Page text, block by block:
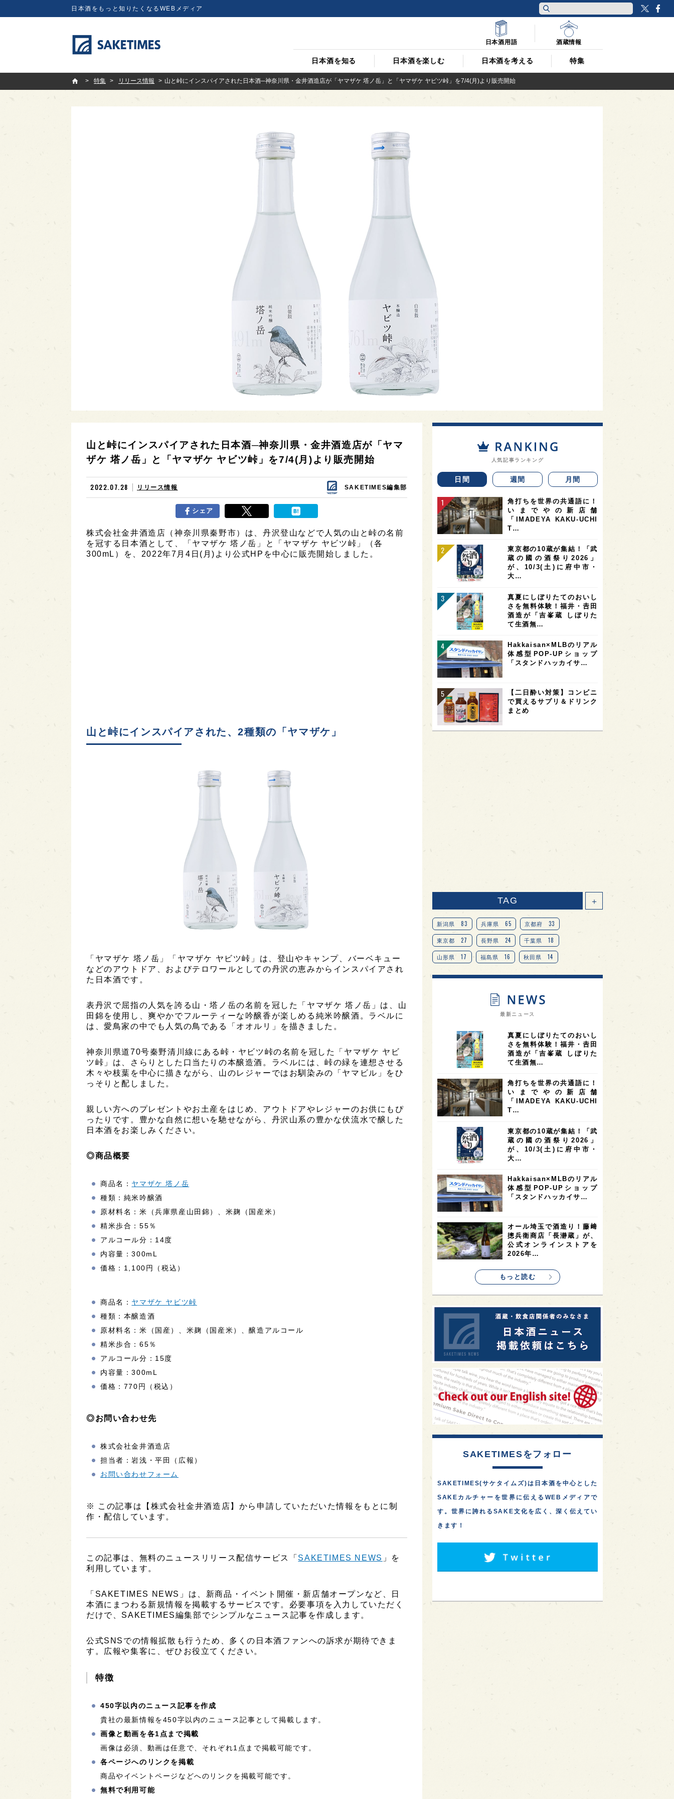
日本酒をもっと知りたくなるWEBメディア
日本酒を知る 日本酒を楽しむ 日本酒を考える 特集
日本酒用語 酒蔵情報
SAKETIMES
特集
リリース情報 山と峠にインスパイアされた日本酒─神奈川県・金井酒造店が「ヤマザケ 塔ノ岳」と「ヤマザケ ヤビツ峠」を7/4(月)より販売開始
山と峠にインスパイアされた日本酒─神奈川県・金井酒造店が「ヤマ
ザケ 塔ノ岳」と「ヤマザケ ヤビツ峠」を7/4(月)より販売開始
2022.07.28 リリース情報 SAKETIMES編集部
シェア
株式会社金井酒造店（神奈川県秦野市）は、丹沢登山などで人気の山と峠の名前
を冠する日本酒として、「ヤマザケ 塔ノ岳」と「ヤマザケ ヤビツ峠」（各
300mL）を、2022年7月4日(月)より公式HPを中心に販売開始しました。
山と峠にインスパイアされた、2種類の「ヤマザケ」
「ヤマザケ 塔ノ岳」「ヤマザケ ヤビツ峠」は、登山やキャンプ、バーベキュー
などのアウトドア、およびテロワールとしての丹沢の恵みからインスパイアされ
た日本酒です。
表丹沢で屈指の人気を誇る山・塔ノ岳の名前を冠した「ヤマザケ 塔ノ岳」は、山
田錦を使用し、爽やかでフルーティーな吟醸香が楽しめる純米吟醸酒。ラベルに
は、愛鳥家の中でも人気の鳥である「オオルリ」を描きました。
神奈川県道70号秦野清川線にある峠・ヤビツ峠の名前を冠した「ヤマザケ ヤビ
ツ峠」は、さらりとした口当たりの本醸造酒。ラベルには、峠の緑を連想させる
木々や枝葉を中心に描きながら、山のレジャーではお馴染みの「ヤマビル」をひ
っそりと配しました。
親しい方へのプレゼントやお土産をはじめ、アウトドアやレジャーのお供にもぴ
ったりです。豊かな自然に想いを馳せながら、丹沢山系の豊かな伏流水で醸した
日本酒をお楽しみください。
◎商品概要
商品名： ヤマザケ 塔ノ岳
種類：純米吟醸酒
原材料名：米（兵庫県産山田錦）、米麹（国産米）
精米歩合：55％
アルコール分：14度
内容量：300mL
価格：1,100円（税込）
商品名： ヤマザケ ヤビツ峠
種類：本醸造酒
原材料名：米（国産）、米麹（国産米）、醸造アルコール
精米歩合：65％
アルコール分：15度
内容量：300mL
価格：770円（税込）
◎お問い合わせ先
株式会社金井酒造店
担当者：岩浅・平田（広報）
お問い合わせフォーム
※ この記事は【株式会社金井酒造店】から申請していただいた情報をもとに制
作・配信しています。
この記事は、無料のニュースリリース配信サービス「 SAKETIMES NEWS 」を
利用しています。
「SAKETIMES NEWS」は、新商品・イベント開催・新店舗オープンなど、日
本酒にまつわる新規情報を掲載するサービスです。必要事項を入力していただく
だけで、SAKETIMES編集部でシンプルなニュース記事を作成します。
公式SNSでの情報拡散も行うため、多くの日本酒ファンへの訴求が期待できま
す。広報や集客に、ぜひお役立てください。
特徴
450字以内のニュース記事を作成
貴社の最新情報を450字以内のニュース記事として掲載します。
画像と動画を各1点まで掲載
画像は必須、動画は任意で、それぞれ1点まで掲載可能です。
各ページへのリンクを掲載
商品やイベントページなどへのリンクを掲載可能です。
無料で利用可能
人気記事ランキング
日間 週間 月間
角打ちを世界の共通語に！
いまでやの新店舗
「IMADEYA KAKU-UCHI
T…
東京都の10蔵が集結！「武
蔵の國の酒祭り2026」
が、10/3(土)に府中市・
大…
真夏にしぼりたてのおいし
さを無料体験！福井・𠮷田
酒造が「吉峯蔵 しぼりた
て生酒無…
Hakkaisan×MLBのリアル
体感型POP-UPショップ
「スタンドハッカイサ…
【二日酔い対策】コンビニ
で買えるサプリ＆ドリンク
まとめ
TAG ＋
新潟県 83 兵庫県 65 京都府 33
東京都 27 長野県 24 千葉県 18
山形県 17 福島県 16 秋田県 14
愛知県 14 宮城県 14 岐阜県 13
オピニオンリーダーの視点 9
7 奈良県 滋賀県 7 和歌山県 6
6 フランス 6 高知県 5 島根県 5
山口県 4 アメリカ 4 神奈川県 4
大分県 4 三重県 3 3 3
オーストラリア 台湾 2 アジア
SAKEの時代を生きる 1
全蔵めぐり 1 シンガポール 1 カナダ 1
1 熊本県 1
イギリス 1 ノルウェー 新宿区 1
歌舞伎町 1 沖縄県 1 鳥取県 1
saketimes_image_4 1
最新ニュース
真夏にしぼりたてのおいし
さを無料体験！福井・𠮷田
酒造が「吉峯蔵 しぼりた
て生酒無…
角打ちを世界の共通語に！
いまでやの新店舗
「IMADEYA KAKU-UCHI
T…
東京都の10蔵が集結！「武
蔵の國の酒祭り2026」
が、10/3(土)に府中市・
大…
Hakkaisan×MLBのリアル
体感型POP-UPショップ
「スタンドハッカイサ…
オール埼玉で酒造り！藤﨑
摠兵衛商店「長瀞蔵」が、
公式オンラインストアを
2026年…
もっと読む
SAKETIMESをフォロー
SAKETIMES(サケタイムズ)は日本酒を中心とした
SAKEカルチャーを世界に伝えるWEBメディアで
す。世界に誇れるSAKE文化を広く、深く伝えてい
きます！